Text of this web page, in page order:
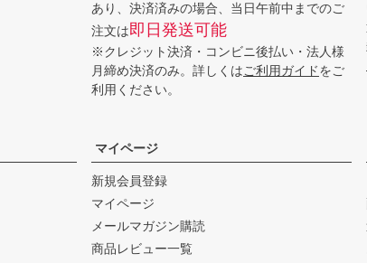
あり、決済済みの場合、当日午前中までのご
注文は即日発送可能
※クレジット決済・コンビニ後払い・法人様
月締め決済のみ。詳しくはご利用ガイドをご
利用ください。
マイページ
新規会員登録
マイページ
メールマガジン購読
商品レビュー一覧